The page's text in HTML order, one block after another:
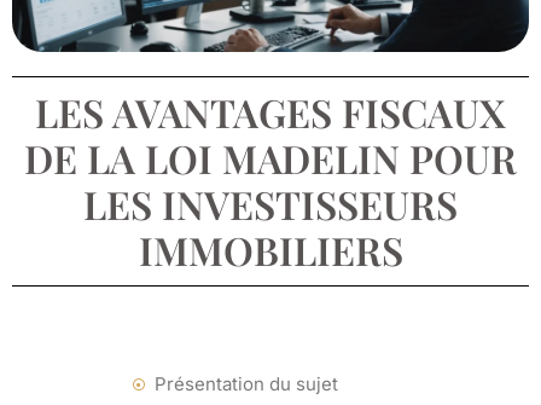
LES AVANTAGES FISCAUX
DE LA LOI MADELIN POUR
LES INVESTISSEURS
IMMOBILIERS
Présentation du sujet